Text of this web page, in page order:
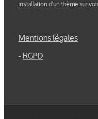
installation d’un thème sur
Mentions légales
- RGPD